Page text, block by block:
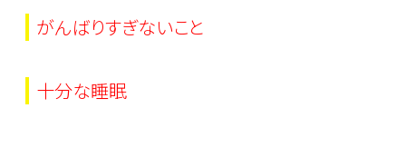
がんばりすぎないこと
十分な睡眠